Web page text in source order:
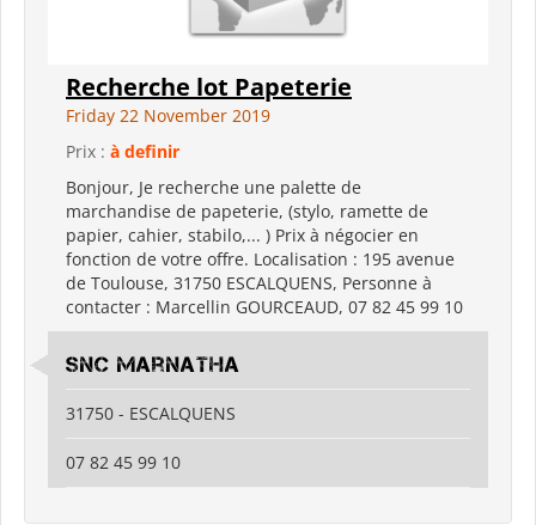
Recherche lot Papeterie
Friday 22 November 2019
Prix : à definir
Bonjour, Je recherche une palette de
marchandise de papeterie, (stylo, ramette de
papier, cahier, stabilo,... ) Prix à négocier en
fonction de votre offre. Localisation : 195 avenue
de Toulouse, 31750 ESCALQUENS, Personne à
contacter : Marcellin GOURCEAUD, 07 82 45 99 10
SNC Marnatha
31750 - ESCALQUENS
07 82 45 99 10